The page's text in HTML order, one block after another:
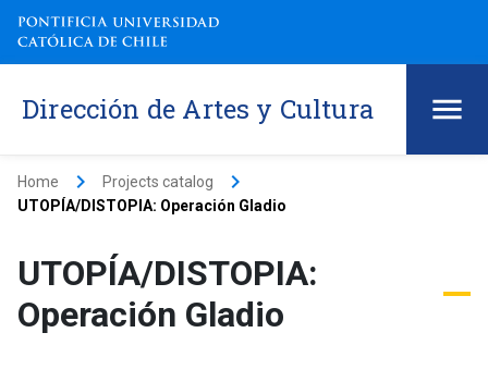
Dirección de Artes y Cultura
Home keyboard_arrow_right Projects catalog keyboard_arrow_right
UTOPÍA/DISTOPIA: Operación Gladio
UTOPÍA/DISTOPIA:
Operación Gladio